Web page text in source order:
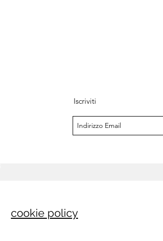
Iscriviti
cookie policy